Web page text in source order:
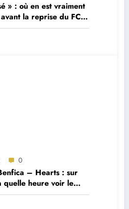
» : où en est vraiment
la reprise du FC
0
– Hearts : sur
quelle heure voir le